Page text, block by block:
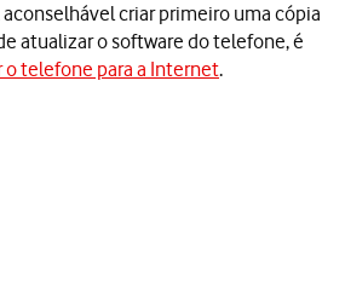
criar primeiro uma cópia
atualizar o software do telefone, é
o telefone para a Internet.